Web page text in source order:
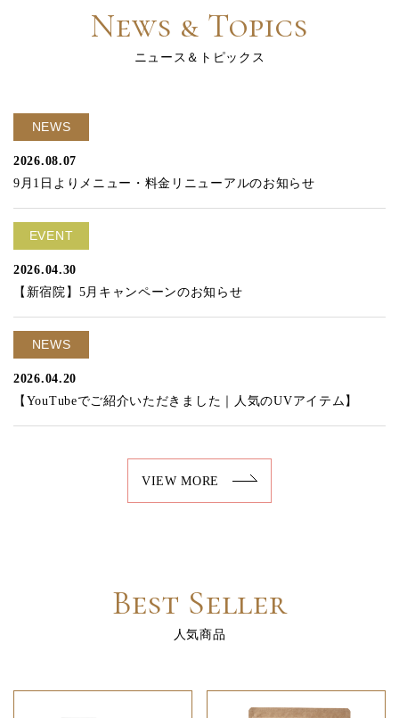
News & Topics
ニュース＆トピックス
NEWS
2026.08.07
9月1日よりメニュー・料金リニューアルのお知らせ
EVENT
2026.04.30
【新宿院】5月キャンペーンのお知らせ
NEWS
2026.04.20
【YouTubeでご紹介いただきました｜人気のUVアイテム】
VIEW MORE
Best Seller
人気商品